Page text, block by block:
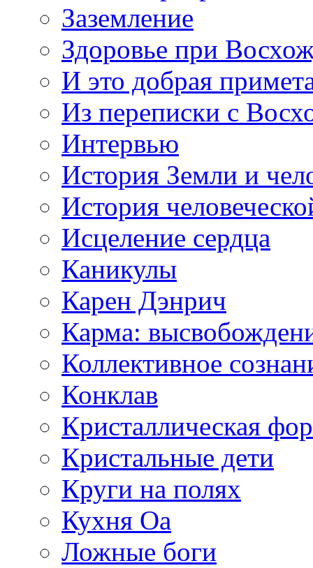
Заземление
Здоровье при
И это добрая
Из переписки с
Интервью
История Земли и
История
Исцеление сердца
Каникулы
Карен Дэнрич
Карма:
Коллективное
Конклав
Кристаллическая
Кристальные дети
Круги на полях
Кухня Оа
Ложные боги